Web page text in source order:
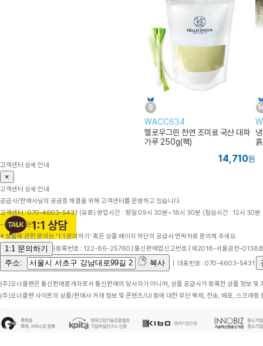
WACC634
헬로우그린 천연 조미료 국산 대파
가루 250g(팩)
14,710원